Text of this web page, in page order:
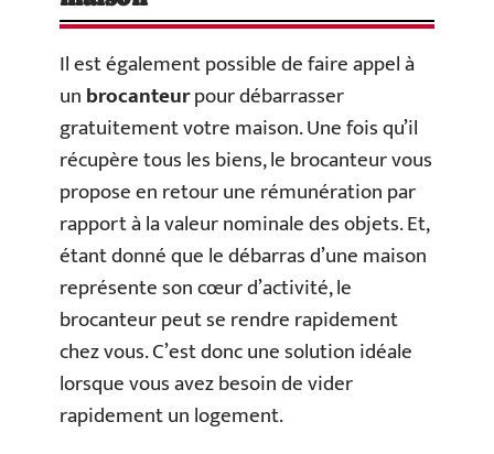
Il est également possible de faire appel à
unbrocanteurpour débarrasser
gratuitement votre maison. Une fois qu’il
récupère tous les biens, le brocanteur vous
propose en retour une rémunération par
rapport à la valeur nominale des objets. Et,
étant donné que le débarras d’une maison
représente son cœur d’activité, le
brocanteur peut se rendre rapidement
chez vous. C’est donc une solution idéale
lorsque vous avez besoin de vider
rapidement un logement.